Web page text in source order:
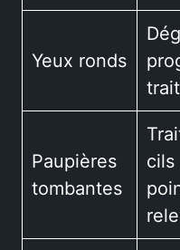
Yeux ronds
Paupières
tombantes
cils